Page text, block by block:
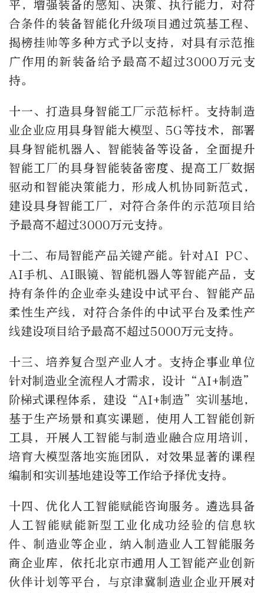
平，增强装备的感知、决策、执行能力，对符
合条件的装备智能化升级项目通过筑基工程、
揭榜挂帅等多种方式予以支持，对具有示范推
广作用的新装备给予最高不超过3000万元支
持。
十一、打造具身智能工厂示范标杆。支持制造
业企业应用具身智能大模型、5G等技术，部署
具身智能机器人、智能装备等设备，全面提升
智能工厂的具身智能装备密度、提高工厂数据
驱动和智能决策能力，形成人机协同新范式，
建设具身智能工厂，对符合条件的示范项目给
予最高不超过3000万元支持。
十二、布局智能产品关键产能。针对AI PC、
AI手机、AI眼镜、智能机器人等智能产品，支
持有条件的企业牵头建设中试平台、智能产品
柔性生产线，对符合条件的中试平台及柔性产
线建设项目给予最高不超过5000万元支持。
十三、培养复合型产业人才。支持企事业单位
针对制造业全流程人才需求，设计“AI+制造”
阶梯式课程体系，建设“AI+制造”实训基地，
基于生产场景和真实课题，使用人工智能创新
工具，开展人工智能与制造业融合应用培训，
培育大模型落地实施团队，对效果显著的课程
编制和实训基地建设等工作给予择优支持。
十四、优化人工智能赋能咨询服务。遴选具备
人工智能赋能新型工业化成功经验的信息软
件、制造业等企业，纳入制造业人工智能服务
商企业库，依托北京市通用人工智能产业创新
伙伴计划等平台，与京津冀制造业企业开展对